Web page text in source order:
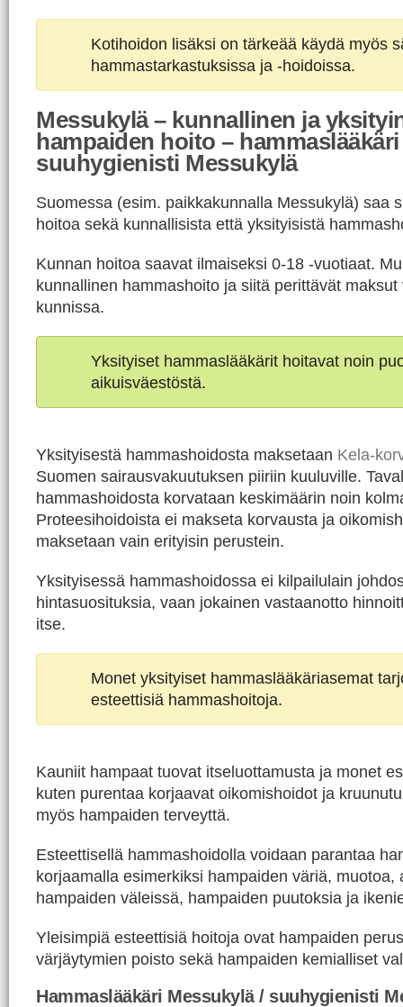
Kotihoidon lisäksi on tärkeää käydä myös
hammastarkastuksissa ja -hoidoissa.
Messukylä – kunnallinen ja
hampaiden hoito –
suuhygienisti Messukylä
Suomessa (esim. paikkakunnalla Messukylä) saa
hoitoa sekä kunnallisista että yksityisistä
Kunnan hoitoa saavat ilmaiseksi 0-18 -vuotiaat.
kunnallinen hammashoito ja siitä perittävät
kunnissa.
Yksityiset hammaslääkärit hoitavat noin
aikuisväestöstä.
Yksityisestä hammashoidosta maksetaan Kela-
Suomen sairausvakuutuksen piiriin kuuluville.
hammashoidosta korvataan keskimäärin noin
Proteesihoidoista ei makseta korvausta ja
maksetaan vain erityisin perustein.
Yksityisessä hammashoidossa ei kilpailulain
hintasuosituksia, vaan jokainen vastaanotto
itse.
Monet yksityiset hammaslääkäriasemat
esteettisiä hammashoitoja.
Kauniit hampaat tuovat itseluottamusta ja monet
kuten purentaa korjaavat oikomishoidot ja
myös hampaiden terveyttä.
Esteettisellä hammashoidolla voidaan parantaa
korjaamalla esimerkiksi hampaiden väriä, muotoa,
hampaiden väleissä, hampaiden puutoksia ja
Yleisimpiä esteettisiä hoitoja ovat hampaiden
värjäytymien poisto sekä hampaiden kemialliset
Hammaslääkäri Messukylä / suuhygienisti